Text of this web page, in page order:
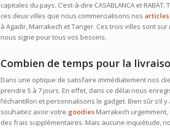
capitales du pays. C’est-à-dire CASABLANCA et
ces deux villes que nous commercialisons nos
à Agadir, Marrakech et Tanger. Ces trois villes sont
nous signe pour tous vos besoins.
Combien de temps pour la
Dans une optique de satisfaire immédiatement nos
prendre 5 à 7 jours. En effet, dans ce délai nous
l’échantillon et personnalisons le gadget. Bien sûr s’il
souhaitez avoir votre goodies Marrakech
des frais supplémentaires. Mais aucune inquiétude,